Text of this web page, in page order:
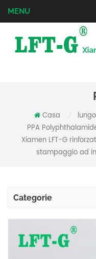
MENU
Casa
PPA
Xiamen LFT-G
stampaggio ad
Categorie